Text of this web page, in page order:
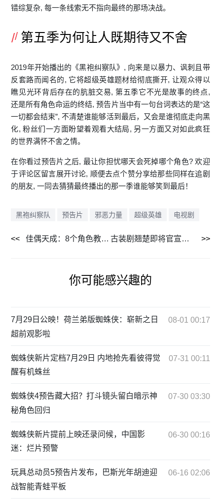
错综复杂, 每一条线索无不指向最终的那场决战。
第五季为何让人既期待又不舍
2019年开始播出的《黑袍纠察队》, 向来是以暴力、讽刺且带
反套路而闻名的, 它将超级英雄题材给彻底撕开, 让观众得以
瞧见光环背后存在的肮脏交易, 第五季它不光是故事的终点,
还是所有角色命运的终结, 预告片当中有一句台词表达的是“这
一切都会结束”, 不清楚谁能够活到最后，又会是谁彻底走向黑
化, 粉丝们一方面盼望着观看大结局, 另一方面又对如此疯狂
的世界满怀不舍之情。
在你看过预告片之后, 最让你担忧哪天会死掉哪个角色? 欢迎
于评论区留言展开讨论, 顺便去点个赞分享给那些同样在追剧
的朋友, 一同去猜猜最终播出的那一季谁能够笑到最后！
黑袍纠察队 预告片 邪恶力量 超级英雄 电视剧
佳偶天成：8个角色教你如何逆天改命，不认命才能成佳偶 古装剧翘楚即将官宣定档，9部电视剧最新更新速览
你可能感兴趣的
7月29日公映！荷兰弟版蜘蛛侠：崭新之日
超前观影啦
08-01 00:17
蜘蛛侠新片定档7月29日 内地抢先看彼得觉
醒有机蛛丝
07-31 00:11
蜘蛛侠4预告藏大招？打斗镜头留白暗示神
秘角色回归
07-30 03:30
蜘蛛侠新片提前上映还录问候，中国影
迷：烂片预警
06-30 00:16
玩具总动员5预告片发布，巴斯光年胡迪迎
战智能青蛙平板
06-16 02:06